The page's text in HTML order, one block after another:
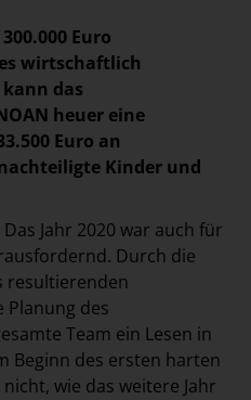
Euro
wirtschaftlich
kann das
heuer eine
Euro an
Kinder und
Das Jahr 2020 war auch für
Durch die
resultierenden
Planung des
Team ein Lesen in
Beginn des ersten harten
wie das weitere Jahr